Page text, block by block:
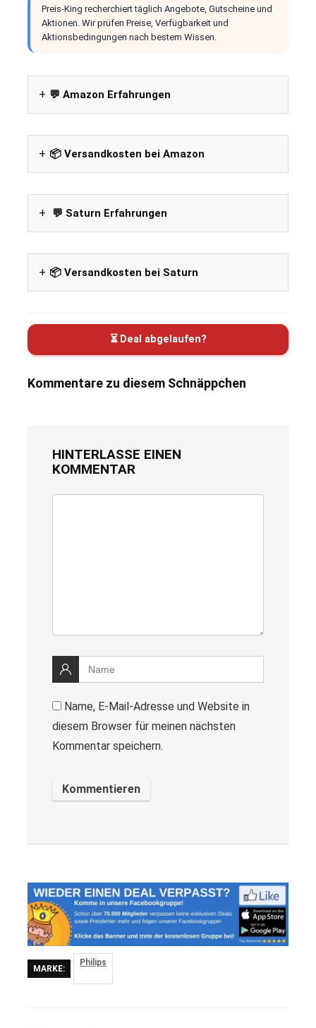
Preis-King recherchiert täglich Angebote, Gutscheine und
Aktionen. Wir prüfen Preise, Verfügbarkeit und
Aktionsbedingungen nach bestem Wissen.
💬 Amazon Erfahrungen
📦 Versandkosten bei Amazon
💬 Saturn Erfahrungen
📦 Versandkosten bei Saturn
⏳ Deal abgelaufen?
Kommentare zu diesem Schnäppchen
HINTERLASSE EINEN
KOMMENTAR
Name, E-Mail-Adresse und Website in
diesem Browser für meinen nächsten
Kommentar speichern.
MARKE:
Philips